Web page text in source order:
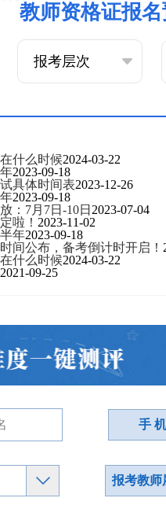
教师资格证报
什么时候2024-03-22
2023-09-18
具体时间表2023-12-26
2023-09-18
：7月7日-10日 2023-07-04
啦！ 2023-11-02
年2023-09-18
间公布，备考倒计时开启！
什么时候2024-03-22
2021-09-25
手 机
报考教师